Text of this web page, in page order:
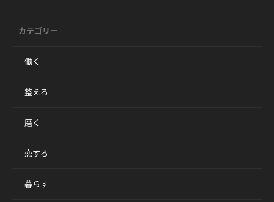
カテゴリー
働く
整える
磨く
恋する
暮らす